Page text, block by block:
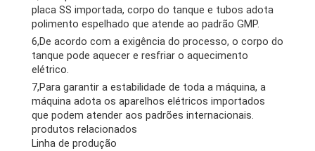
placa SS importada, corpo do tanque e tubos adota
polimento espelhado que atende ao padrão GMP.
6,De acordo com a exigência do processo, o corpo do
tanque pode aquecer e resfriar o aquecimento
elétrico.
7,Para garantir a estabilidade de toda a máquina, a
máquina adota os aparelhos elétricos importados
que podem atender aos padrões internacionais.
produtos relacionados
Linha de produção